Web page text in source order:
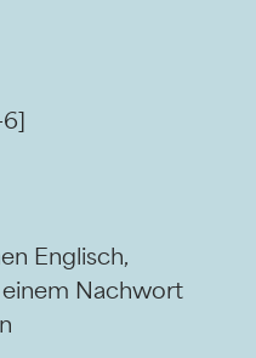
Englisch,
Nachwort